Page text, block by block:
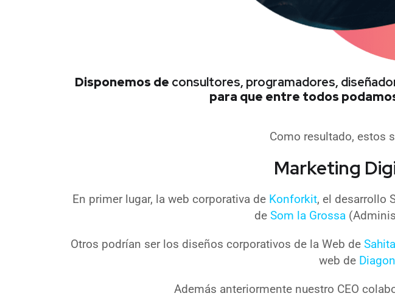
Disponemos de consultores, programadores,
para que entre todos
Como resultado, estos
Marketing
En primer lugar, la web corporativa de Konforkit, el desarrollo
de Som la Grossa
Otros podrían ser los diseños corporativos de la Web de Sahita
web de
Además anteriormente nuestro CEO